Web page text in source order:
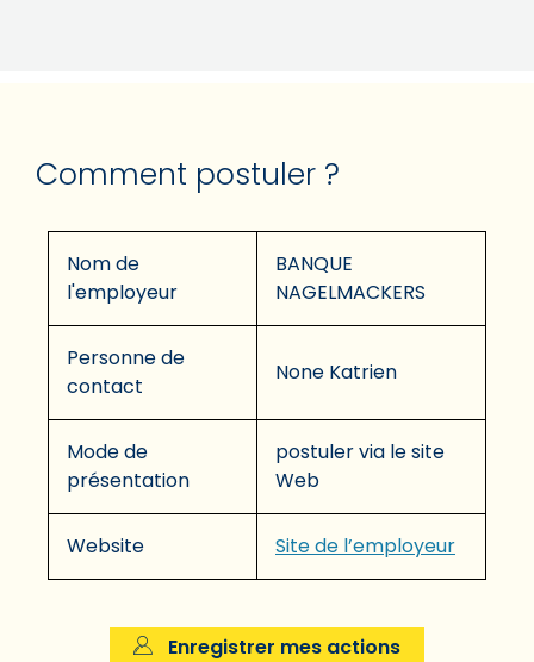
Comment postuler ?
Nom de
l'employeur
BANQUE
NAGELMACKERS
Personne de
contact
None Katrien
Mode de
présentation
postuler via le site
Web
Website Site de l’employeur
Enregistrer mes actions